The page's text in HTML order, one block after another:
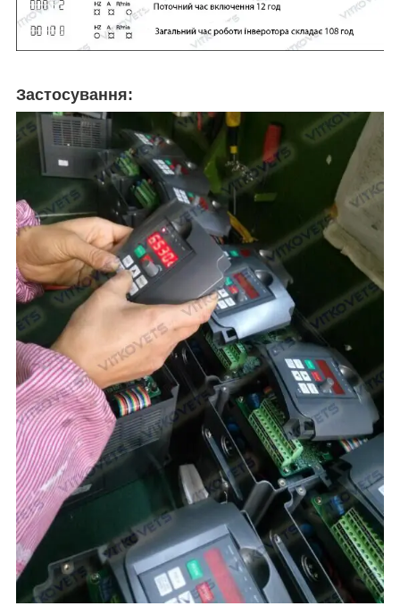
Застосування: